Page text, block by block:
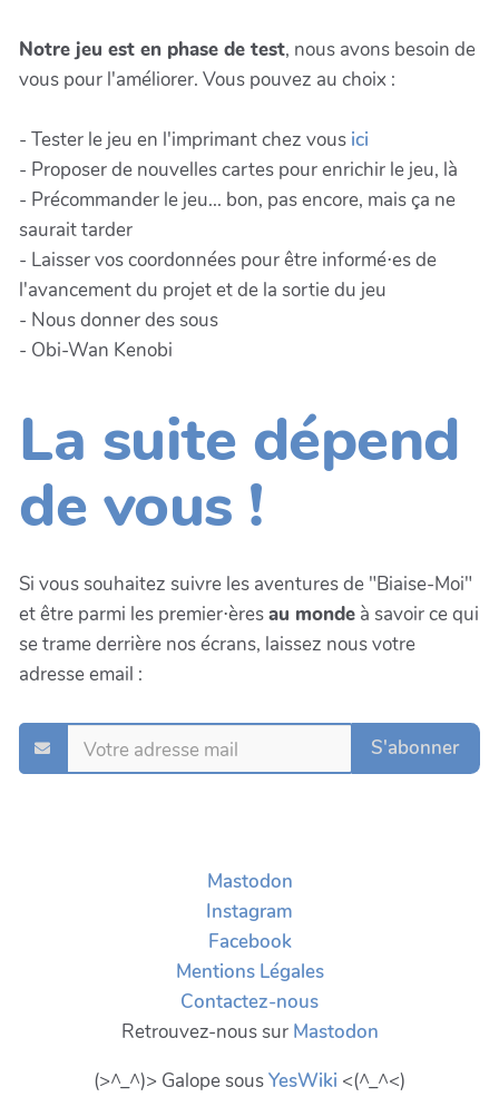
Notre jeu est en phase de test, nous avons besoin de
vous pour l'améliorer. Vous pouvez au choix :
- Tester le jeu en l'imprimant chez vous ici
- Proposer de nouvelles cartes pour enrichir le jeu, là
- Précommander le jeu... bon, pas encore, mais ça ne
saurait tarder
- Laisser vos coordonnées pour être informé⋅es de
l'avancement du projet et de la sortie du jeu
- Nous donner des sous
- Obi-Wan Kenobi
La suite dépend
de vous !
Si vous souhaitez suivre les aventures de "Biaise-Moi"
et être parmi les premier⋅èresau monde à savoir ce qui
se trame derrière nos écrans, laissez nous votre
adresse email :
S'abonner
Mastodon
Instagram
Facebook
Mentions Légales
Contactez-nous
Retrouvez-nous sur Mastodon
(>^_^)> Galope sousYesWiki <(^_^<)